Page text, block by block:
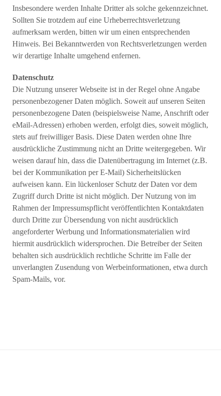
Insbesondere werden Inhalte Dritter als solche gekennzeichnet.
Sollten Sie trotzdem auf eine Urheberrechtsverletzung
aufmerksam werden, bitten wir um einen entsprechenden
Hinweis. Bei Bekanntwerden von Rechtsverletzungen werden
wir derartige Inhalte umgehend enfernen.
Datenschutz
Die Nutzung unserer Webseite ist in der Regel ohne Angabe
personenbezogener Daten möglich. Soweit auf unseren Seiten
personenbezogene Daten (beispielsweise Name, Anschrift oder
eMail-Adressen) erhoben werden, erfolgt dies, soweit möglich,
stets auf freiwilliger Basis. Diese Daten werden ohne Ihre
ausdrückliche Zustimmung nicht an Dritte weitergegeben. Wir
weisen darauf hin, dass die Datenübertragung im Internet (z.B.
bei der Kommunikation per E-Mail) Sicherheitslücken
aufweisen kann. Ein lückenloser Schutz der Daten vor dem
Zugriff durch Dritte ist nicht möglich. Der Nutzung von im
Rahmen der Impressumspflicht veröffentlichten Kontaktdaten
durch Dritte zur Übersendung von nicht ausdrücklich
angeforderter Werbung und Informationsmaterialien wird
hiermit ausdrücklich widersprochen. Die Betreiber der Seiten
behalten sich ausdrücklich rechtliche Schritte im Falle der
unverlangten Zusendung von Werbeinformationen, etwa durch
Spam-Mails, vor.